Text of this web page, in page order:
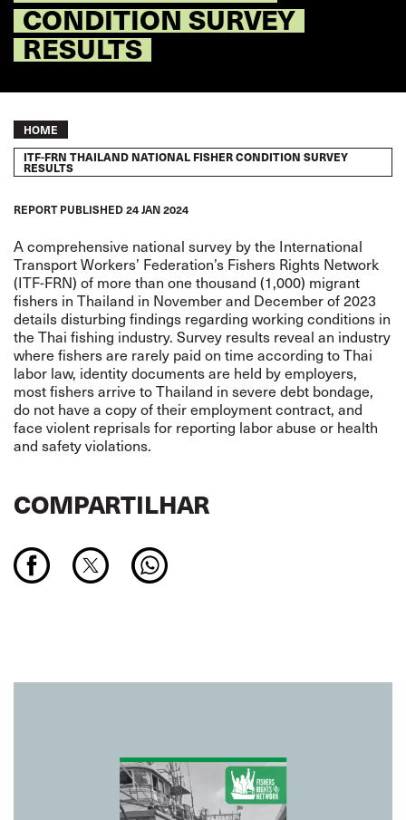
CONDITION SURVEY
RESULTS
Breadcrumb
HOME
ITF-FRN THAILAND NATIONAL FISHER CONDITION SURVEY
RESULTS
REPORT PUBLISHED24 JAN 2024
A comprehensive national survey by the International
Transport Workers’ Federation’s Fishers Rights Network
(ITF-FRN) of more than one thousand (1,000) migrant
fishers in Thailand in November and December of 2023
details disturbing findings regarding working conditions in
the Thai fishing industry. Survey results reveal an industry
where fishers are rarely paid on time according to Thai
labor law, identity documents are held by employers,
most fishers arrive to Thailand in severe debt bondage,
do not have a copy of their employment contract, and
face violent reprisals for reporting labor abuse or health
and safety violations.
COMPARTILHAR